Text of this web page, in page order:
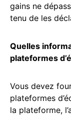
gains ne
tenu de les
Quelles
plateformes
Vous devez
plateformes
la plateforme,